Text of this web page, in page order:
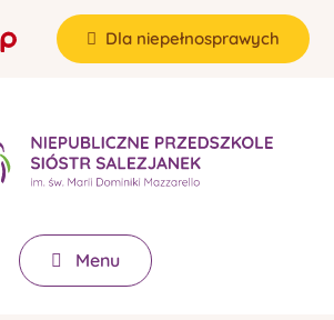
Dla niepełnosprawych
Menu